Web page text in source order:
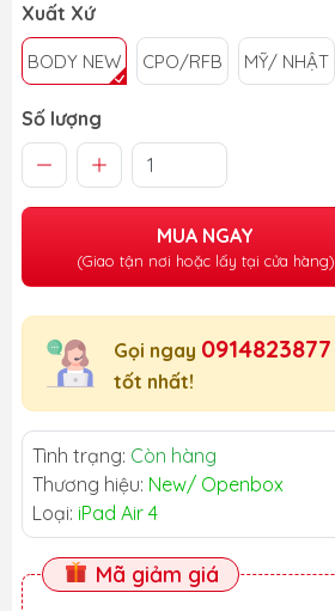
Xuất Xứ
BODY NEW CPO/RFB MỸ/ NHẬT
Số lượng
MUA NGAY
(Giao tận nơi hoặc lấy tại cửa hàng)
Gọi ngay 0914823877
tốt nhất!
Tình trạng: Còn hàng
Thương hiệu: New/ Openbox
Loại: iPad Air 4
Mã giảm giá